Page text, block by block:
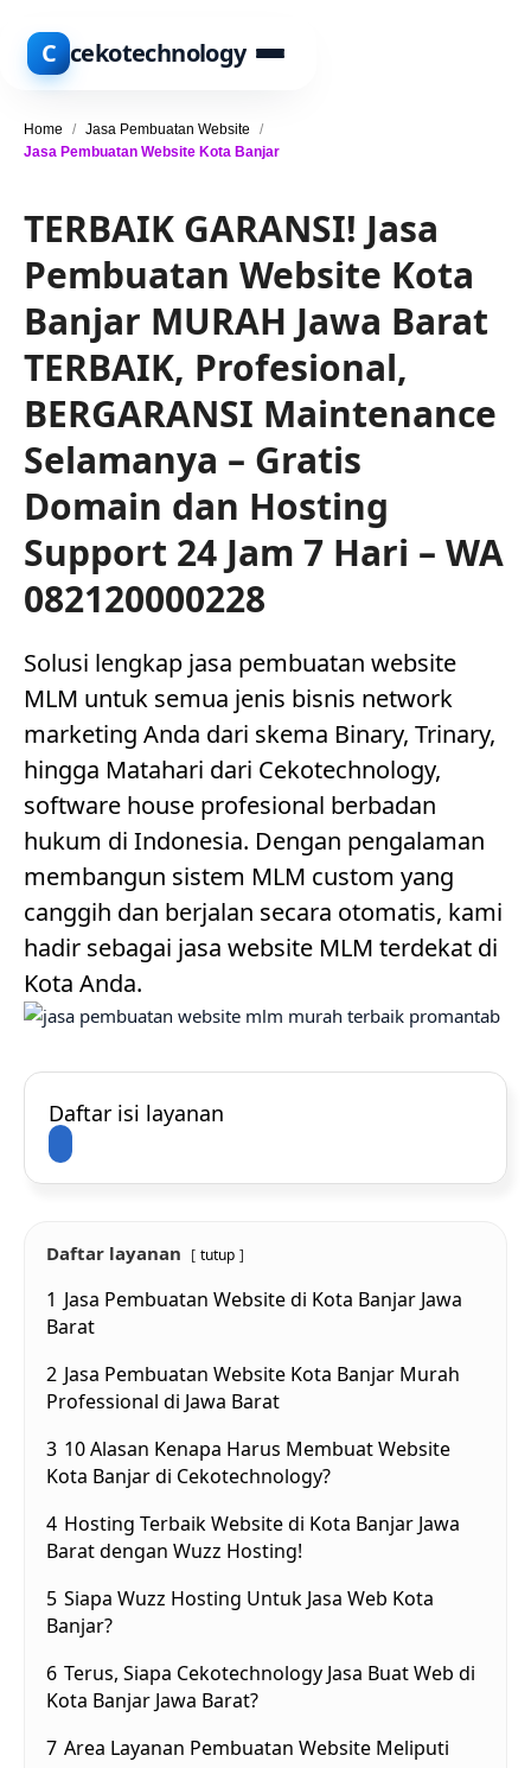
C cekotechnology
Home / Jasa Pembuatan Website
/
Jasa Pembuatan Website Kota Banjar
TERBAIK GARANSI! Jasa
Pembuatan Website Kota
Banjar MURAH Jawa Barat
TERBAIK, Profesional,
BERGARANSI Maintenance
Selamanya – Gratis
Domain dan Hosting
Support 24 Jam 7 Hari – WA
082120000228
Solusi lengkap jasa pembuatan website
MLM untuk semua jenis bisnis network
marketing Anda dari skema Binary, Trinary,
hingga Matahari dari Cekotechnology,
software house profesional berbadan
hukum di Indonesia. Dengan pengalaman
membangun sistem MLM custom yang
canggih dan berjalan secara otomatis, kami
hadir sebagai jasa website MLM terdekat di
Kota Anda.
Daftar isi layanan
Daftar layanan tutup
1 Jasa Pembuatan Website di Kota Banjar Jawa
Barat
2 Jasa Pembuatan Website Kota Banjar Murah
Professional di Jawa Barat
3 10 Alasan Kenapa Harus Membuat Website
Kota Banjar di Cekotechnology?
4 Hosting Terbaik Website di Kota Banjar Jawa
Barat dengan Wuzz Hosting!
5 Siapa Wuzz Hosting Untuk Jasa Web Kota
Banjar?
6 Terus, Siapa Cekotechnology Jasa Buat Web di
Kota Banjar Jawa Barat?
7 Area Layanan Pembuatan Website Meliputi